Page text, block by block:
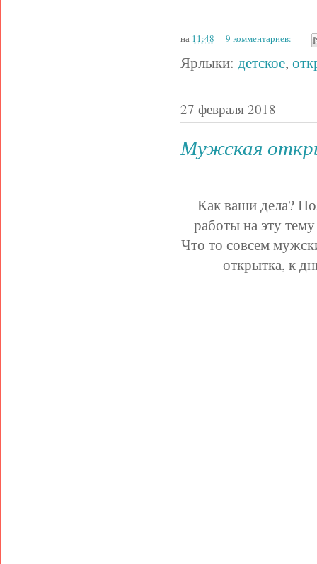
на 11:48 9 комментариев:
Ярлыки: детское,
27 февраля 2018
Мужская
Как ваши дела?
работы на эту
Что то совсем
открытка, к